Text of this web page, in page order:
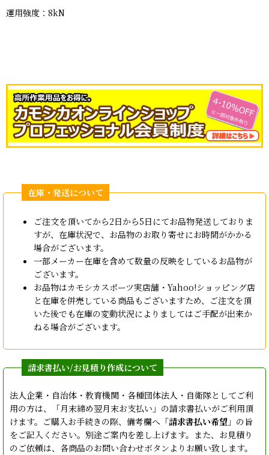
運用強度：8kN
ご注文を頂いてから2日から5日にてお品物発送しておりま
すが、在庫状況で、お品物のお取り寄せにお時間がかかる
場合がございます。
一部メーカー在庫を含めて数量の反映をしているお品物が
ございます。
お品物はカモシカスポーツ実店舗・Yahoo!ショッピング店
と在庫を併売している商品もございますため、ご注文を頂
いた後でも在庫の変動状況によりましてはご手配が出来か
ねる場合がございます。
法人企業・自治体・教育機関・各種団体法人・自衛隊としてご利
用の方は、「月末締め翌月末お支払い」の請求書払いがご利用頂
けます。ご購入お手続きの際、備考欄へ「請求書払い希望 」の旨
をご記入ください。別途ご案内を差し上げます。また、お見積り
のご依頼は、各商品のお問い合わせボタンよりお願い致します。